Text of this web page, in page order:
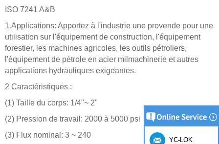
ISO 7241 A&B
1.Applications: Apportez à l'industrie une provende pour une
utilisation sur l'équipement de construction, l'équipement
forestier, les machines agricoles, les outils pétroliers,
l'équipement de pétrole en acier milmachinerie et autres
applications hydrauliques exigeantes.
2 Caractéristiques :
(1) Taille du corps: 1/4"~ 2"
(2) Pression de travail: 2000 à 5000 psi
(3) Flux nominal: 3 ~ 240
YC-LOK